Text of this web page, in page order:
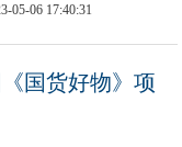
05-06 17:40:31
国货好物》项